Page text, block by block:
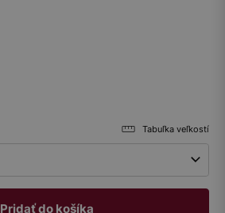
Tabuľka veľkostí
Pridať do košíka